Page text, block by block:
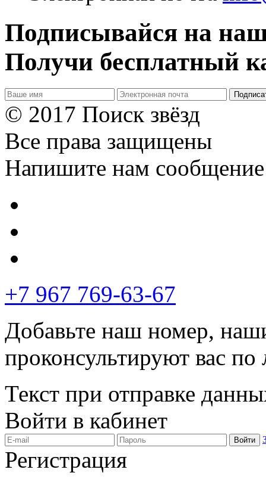
Подписывайся на
Получи бесплатный
© 2017 Поиск звёзд
Все права защищены
Напишите нам сообщение
+7 967 769-63-67
Добавьте наш номер,
проконсультируют вас
Текст при отправке
Войти в кабинет
Войти
Регистрация